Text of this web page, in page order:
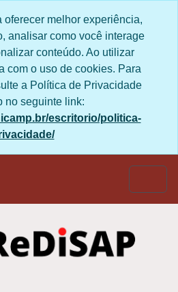
melhor experiência,
analisar como você interage
conteúdo. Ao utilizar
com o uso de cookies. Para
a Política de Privacidade
no seguinte link:
escritorio/politica-